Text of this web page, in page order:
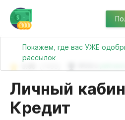
Покажем, где вас УЖЕ
рассылок.
Личный
Кредит